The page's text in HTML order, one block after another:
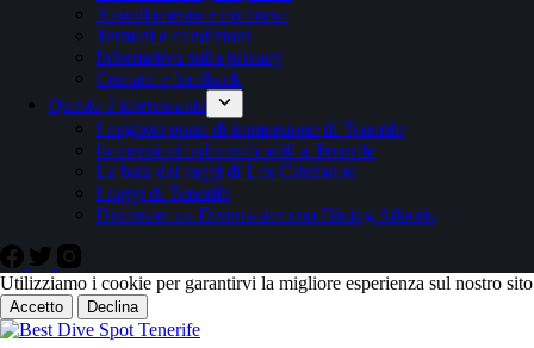
Annullamento e rimborso
Termini e condizioni
Informativa sulla privacy
Contatti e feedback
Questo è interessante
I migliori punti di immersione di Tenerife
Immersioni indimenticabili a Tenerife
La baia dei raggi di Los Cristianos
I raggi di Tenerife
Diventare un Divemaster con Diving Atlantis
Utilizziamo i cookie per garantirvi la migliore esperienza sul nostro
Accetto Declina